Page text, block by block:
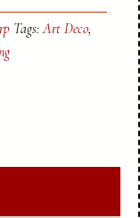
Tags:Art Deco,